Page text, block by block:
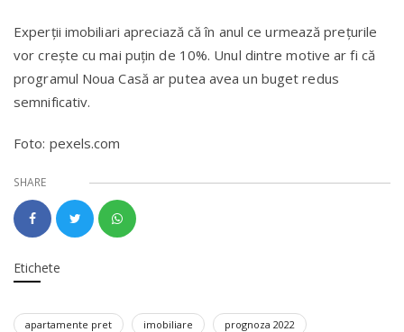
Experții imobiliari apreciază că în anul ce urmează prețurile
vor crește cu mai puţin de 10%. Unul dintre motive ar fi că
programul Noua Casă ar putea avea un buget redus
semnificativ.
Foto: pexels.com
SHARE
Etichete
apartamente pret imobiliare prognoza 2022